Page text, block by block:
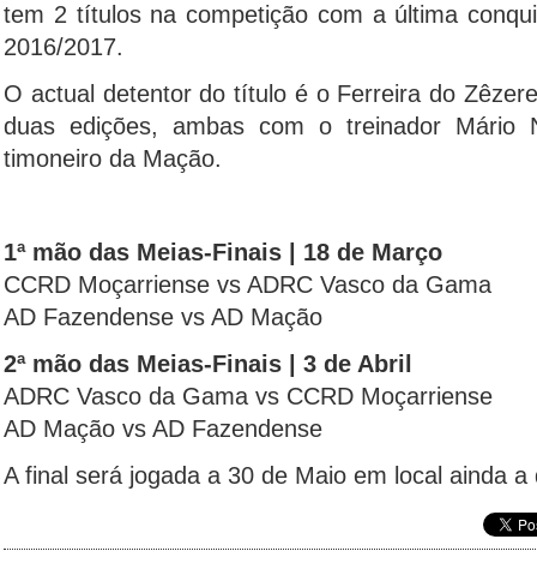
tem 2 títulos na competição com a última
2016/2017.
O actual detentor do título é o Ferreira do
duas edições, ambas com o treinador Mário
timoneiro da Mação.
1ª mão das Meias-Finais | 18 de Março
CCRD Moçarriense vs ADRC Vasco da Gama
AD Fazendense vs AD Mação
2ª mão das Meias-Finais | 3 de Abril
ADRC Vasco da Gama vs CCRD Moçarriense
AD Mação vs AD Fazendense
A final será jogada a 30 de Maio em local ainda a